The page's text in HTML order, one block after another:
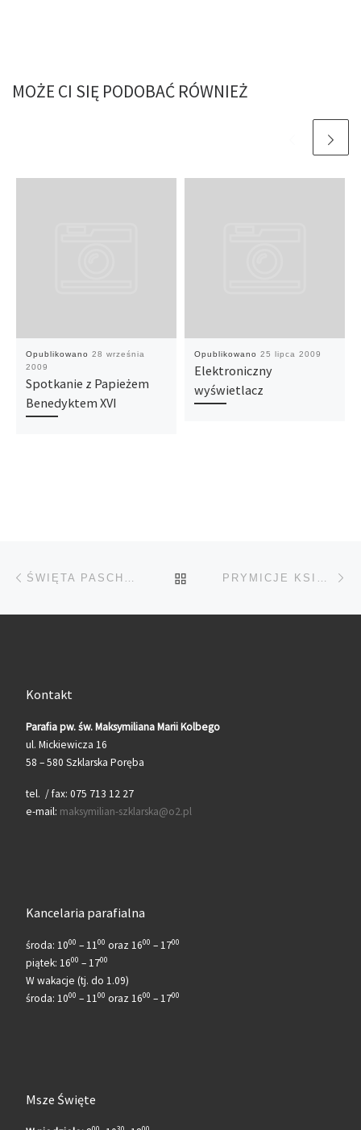
MOŻE CI SIĘ PODOBAĆ RÓWNIEŻ
Opublikowano 28 września
2009
Spotkanie z Papieżem
Benedyktem XVI
Opublikowano 25 lipca 2009
Elektroniczny
wyświetlacz
Przeglądanie WpisówPOWRÓT DO LISTY
Kontakt
Parafia pw. św. Maksymiliana Marii Kolbego
ul. Mickiewicza 16
58 – 580 Szklarska Poręba
tel. / fax: 075 713 12 27
e-mail: maksymilian-szklarska@o2.pl
Kancelaria parafialna
środa: 1000 – 1100 oraz 1600 – 1700
piątek: 1600 – 1700
W wakacje (tj. do 1.09)
środa: 1000 – 1100 oraz 1600 – 1700
Msze Święte